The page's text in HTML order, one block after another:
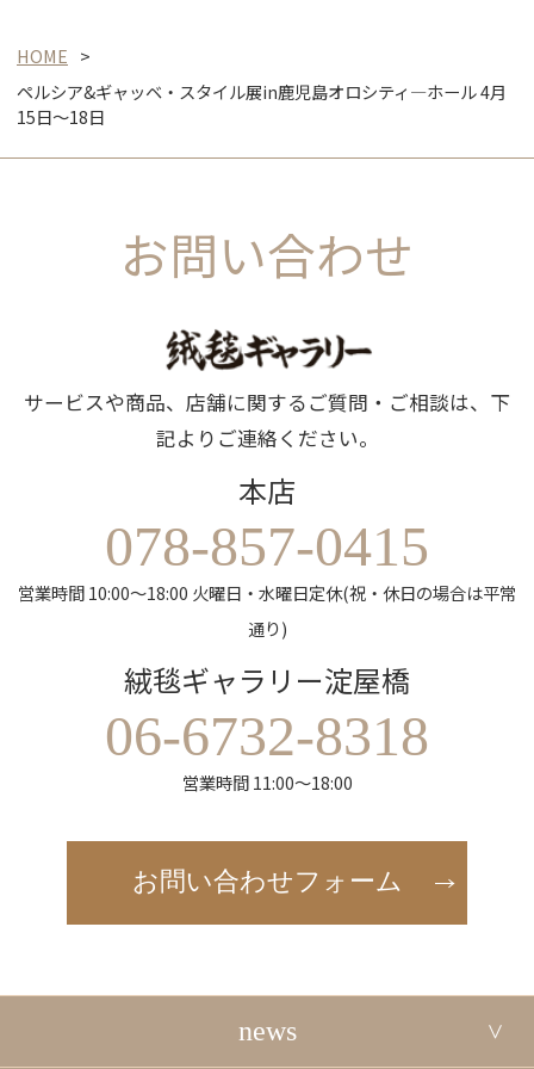
HOME
ペルシア&ギャッベ・スタイル展in鹿児島オロシティ―ホール 4月
15日～18日
お問い合わせ
サービスや商品、店舗に関するご質問・ご相談は、下
記よりご連絡ください。
本店
078-857-0415
営業時間 10:00～18:00 火曜日・水曜日定休(祝・休日の場合は平常
通り)
絨毯ギャラリー淀屋橋
06-6732-8318
営業時間 11:00～18:00
お問い合わせフォーム
news